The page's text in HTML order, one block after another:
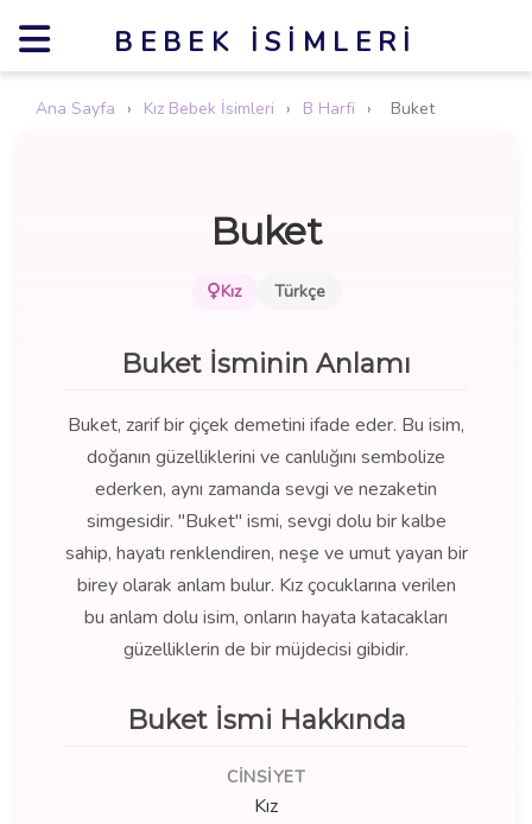
BEBEK İSIMLERI
Ana Sayfa › Kız Bebek İsimleri › B Harfi › Buket
Buket
Kız Türkçe
Buket İsminin Anlamı
Buket, zarif bir çiçek demetini ifade eder. Bu isim,
doğanın güzelliklerini ve canlılığını sembolize
ederken, aynı zamanda sevgi ve nezaketin
simgesidir. "Buket" ismi, sevgi dolu bir kalbe
sahip, hayatı renklendiren, neşe ve umut yayan bir
birey olarak anlam bulur. Kız çocuklarına verilen
bu anlam dolu isim, onların hayata katacakları
güzelliklerin de bir müjdecisi gibidir.
Buket İsmi Hakkında
CINSIYET
Kız